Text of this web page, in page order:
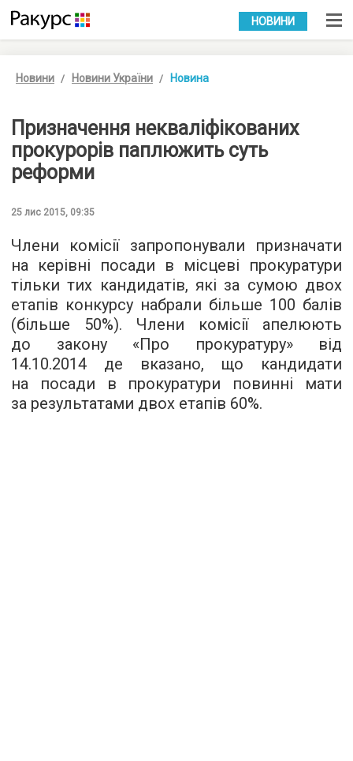
УКР РУС
НОВИНИ
Новини Новини України Новина
Призначення некваліфікованих
прокурорів паплюжить суть
реформи
25 лис 2015, 09:35
Члени комісії запропонували призначати
на керівні посади в місцеві прокуратури
тільки тих кандидатів, які за сумою двох
етапів конкурсу набрали більше 100 балів
(більше 50%). Члени комісії апелюють
до закону «Про прокуратуру» від
14.10.2014 де вказано, що кандидати
на посади в прокуратури повинні мати
за результатами двох етапів 60%.